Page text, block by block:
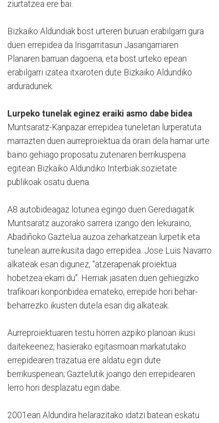
ziurtatzea ere bai.
Bizkaiko Aldundiak bost urteren buruan erabilgarri gura
duen errepidea da Irisgarritasun Jasangarriaren
Planaren barruan dagoena, eta bost urteko epean
erabilgarri izatea itxaroten dute Bizkaiko Aldundiko
arduradunek.
Lurpeko tunelak eginez eraiki asmo dabe bidea
Muntsaratz-Kanpazar errepidea tuneletan lurperatuta
marrazten duen aurreproiektua da orain dela hamar urte
baino gehiago proposatu zutenaren berrikuspena
egitean Bizkaiko Aldundiko Interbiak sozietate
publikoak osatu duena.
A8 autobideagaz lotunea egingo duen Gerediagatik
Muntsaratz auzorako sarrera izango den lekuraino,
Abadiñoko Gaztelua auzoa zeharkatzean lurpetik eta
tunelean aurreikusita dago errepidea. Jose Luis Navarro
alkateak esan digunez, “atzerapenak proiektua
hobetzea ekarri du”. Herriak jasaten duen gehiegizko
trafikoari konponbidea emateko, errepide hori behar-
beharrezko ikusten dutela esan dig alkateak.
Aurreproiektuaren testu horren azpiko planoan ikusi
daitekeenez, hasierako egitasmoan markatutako
errepidearen trazatua ere aldatu egin dute
berrikuspenean; Gaztelutik joango den errepidearen
lerro hori desplazatu egin dabe.
2001ean Aldundira helarazitako idatzi batean eskatu